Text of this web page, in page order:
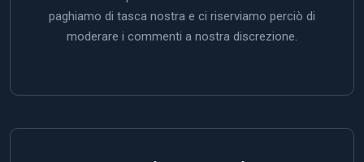
paghiamo di tasca nostra e ci riserviamo perciò di
moderare i commenti a nostra discrezione.